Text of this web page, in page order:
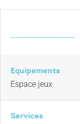
Equipements
Espace jeux
Services